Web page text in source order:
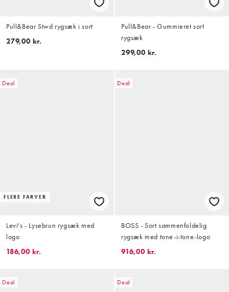
Pull&Bear Stwd rygsæk i sort
279,00 kr.
Pull&Bear - Gummieret sort
rygsæk
299,00 kr.
Deal
FLERE FARVER
Levi's - Lysebrun rygsæk med
logo
186,00 kr.
Deal
BOSS - Sort sammenfoldelig
rygsæk med tone-i-tone-logo
916,00 kr.
Deal Deal